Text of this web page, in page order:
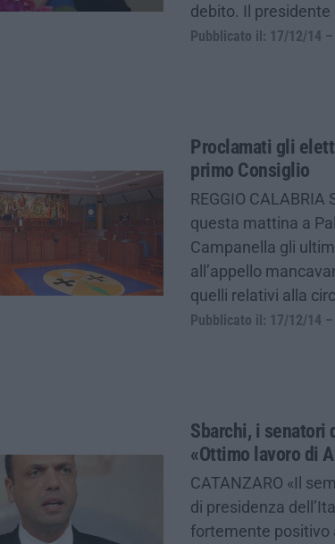
debito. Il presidente
Pubblicato il: 17/12/14
Proclamati gli
primo Consiglio
REGGIO CALABRIA
questa mattina a
Campanella gli
all’appello
quelli relativi alla
Pubblicato il: 17/12/14 –
Sbarchi, i senatori
«Ottimo lavoro di
CATANZARO «Il
di presidenza
fortemente positivo